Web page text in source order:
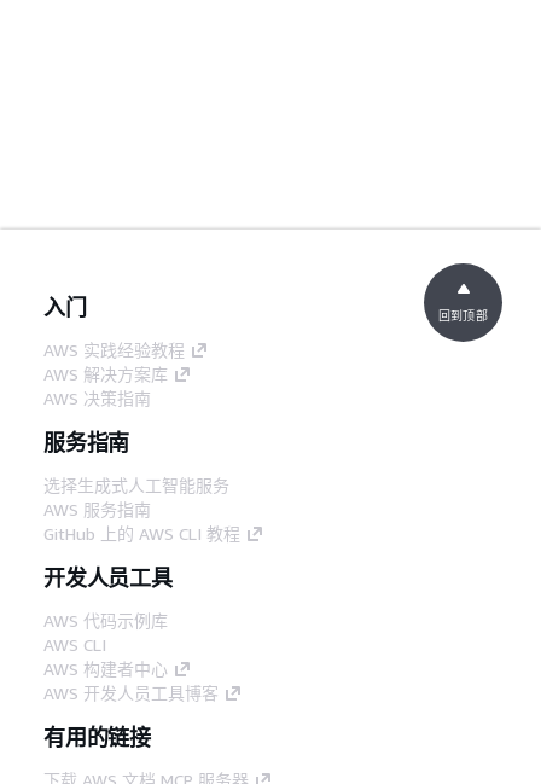
入门
AWS 实践经验教程
AWS 解决方案库
AWS 决策指南
服务指南
选择生成式人工智能服务
AWS 服务指南
GitHub 上的 AWS CLI 教程
开发人员工具
AWS 代码示例库
AWS CLI
AWS 构建者中心
AWS 开发人员工具博客
有用的链接
下载 AWS 文档 MCP 服务器
回到顶部